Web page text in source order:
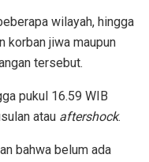
wilayah, hingga
korban jiwa maupun
tersebut.
pukul 16.59 WIB
atau aftershock.
bahwa belum ada